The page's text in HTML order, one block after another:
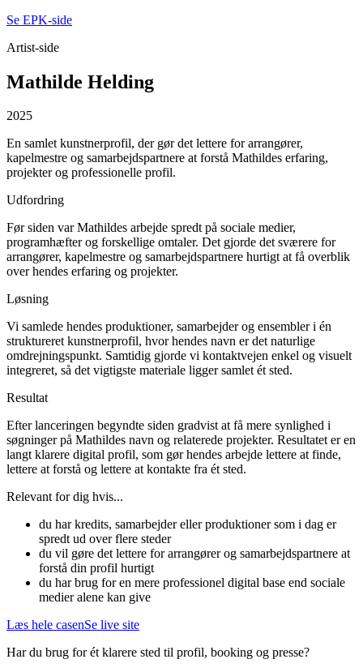
Se EPK-side
Artist-side
Mathilde Helding
2025
En samlet kunstnerprofil, der gør det lettere for arrangører,
kapelmestre og samarbejdspartnere at forstå Mathildes erfaring,
projekter og professionelle profil.
Udfordring
Før siden var Mathildes arbejde spredt på sociale medier,
programhæfter og forskellige omtaler. Det gjorde det sværere for
arrangører, kapelmestre og samarbejdspartnere hurtigt at få overblik
over hendes erfaring og projekter.
Løsning
Vi samlede hendes produktioner, samarbejder og ensembler i én
struktureret kunstnerprofil, hvor hendes navn er det naturlige
omdrejningspunkt. Samtidig gjorde vi kontaktvejen enkel og visuelt
integreret, så det vigtigste materiale ligger samlet ét sted.
Resultat
Efter lanceringen begyndte siden gradvist at få mere synlighed i
søgninger på Mathildes navn og relaterede projekter. Resultatet er en
langt klarere digital profil, som gør hendes arbejde lettere at finde,
lettere at forstå og lettere at kontakte fra ét sted.
Relevant for dig hvis...
du har kredits, samarbejder eller produktioner som i dag er
spredt ud over flere steder
du vil gøre det lettere for arrangører og samarbejdspartnere at
forstå din profil hurtigt
du har brug for en mere professionel digital base end sociale
medier alene kan give
Læs hele casenSe live site
Har du brug for ét klarere sted til profil, booking og presse?